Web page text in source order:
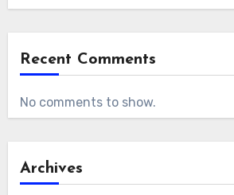
Recent Comments
No comments to show.
Archives